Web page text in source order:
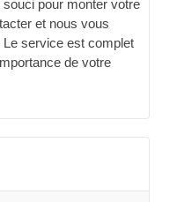
pour monter votre
et nous vous
service est complet
de votre